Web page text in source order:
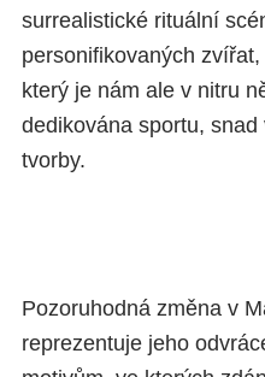
surrealistické rituální
personifikovaných
který je nám ale v nitru
dedikována sportu,
tvorby.
Pozoruhodná změna v
reprezentuje jeho